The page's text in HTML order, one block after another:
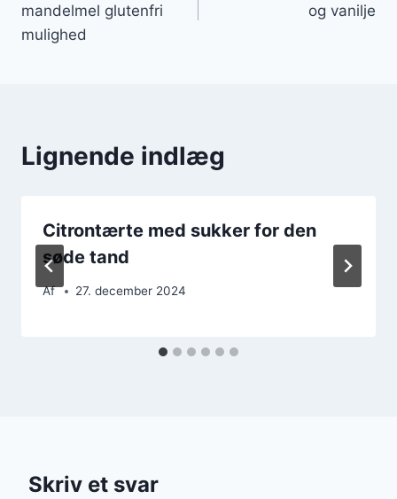
mandelmel glutenfri
mulighed
og vanilje
Lignende indlæg
Citrontærte med sukker for den
søde tand
Af 27. december 2024
Skriv et svar